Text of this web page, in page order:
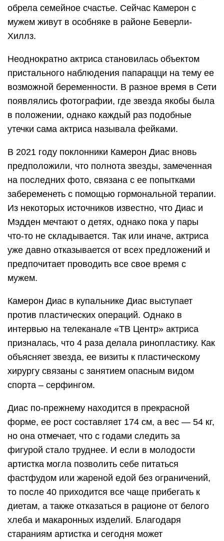
обрела семейное счастье. Сейчас Камерон с
мужем живут в особняке в районе Беверли-
Хиллз.
Неоднократно актриса становилась объектом
пристального наблюдения папарацци на тему ее
возможной беременности. В разное время в Сети
появлялись фотографии, где звезда якобы была
в положении, однако каждый раз подобные
утечки сама актриса называла фейками.
В 2021 году поклонники Камерон Диас вновь
предположили, что полнота звезды, замеченная
на последних фото, связана с ее попытками
забеременеть с помощью гормональной терапии.
Из некоторых источников известно, что Диас и
Мэдден мечтают о детях, однако пока у пары
что-то не складывается. Так или иначе, актриса
уже давно отказывается от всех предложений и
предпочитает проводить все свое время с
мужем.
Камерон Диас в купальнике Диас выступает
против пластических операций. Однако в
интервью на телеканале «ТВ Центр» актриса
призналась, что 4 раза делала ринопластику. Как
объясняет звезда, ее визиты к пластическому
хирургу связаны с занятием опасным видом
спорта – серфингом.
Диас по-прежнему находится в прекрасной
форме, ее рост составляет 174 см, а вес — 54 кг,
но она отмечает, что с годами следить за
фигурой стало труднее. И если в молодости
артистка могла позволить себе питаться
фастфудом или жареной едой без ограничений,
то после 40 приходится все чаще прибегать к
диетам, а также отказаться в рационе от белого
хлеба и макаронных изделий. Благодаря
стараниям артистка и сегодня может